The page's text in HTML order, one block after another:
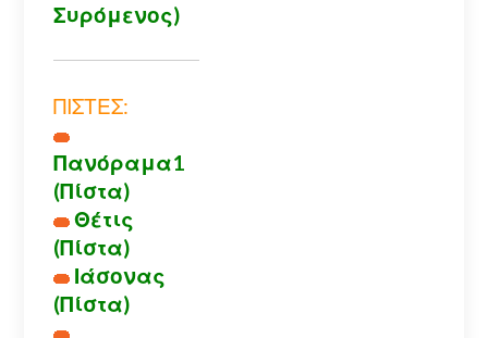
Συρόμενος)
ΠΙΣΤΕΣ:
Πανόραμα1
(Πίστα)
Θέτις
(Πίστα)
Ιάσονας
(Πίστα)